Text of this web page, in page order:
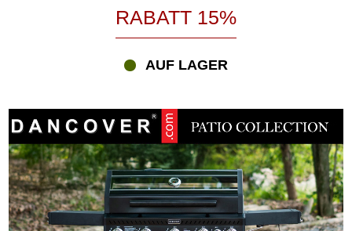
RABATT 15%
AUF LAGER